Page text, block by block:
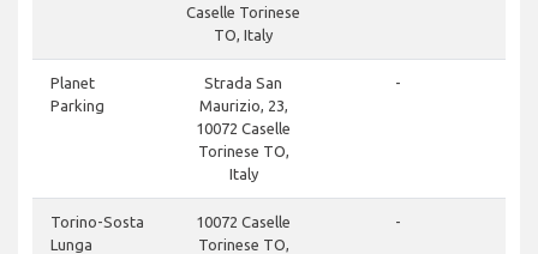
Caselle Torinese
TO, Italy
Planet
Parking
Strada San
Maurizio, 23,
10072 Caselle
Torinese TO,
Italy
-
Torino-Sosta
Lunga
10072 Caselle
Torinese TO,
-